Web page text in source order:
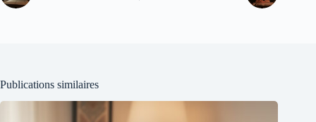
Publications similaires